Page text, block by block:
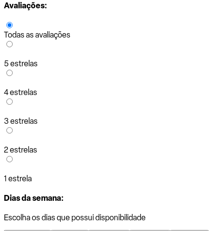
Avaliações:
Todas as avaliações
5 estrelas
4 estrelas
3 estrelas
2 estrelas
1 estrela
Dias da semana:
Escolha os dias que possui disponibilidade